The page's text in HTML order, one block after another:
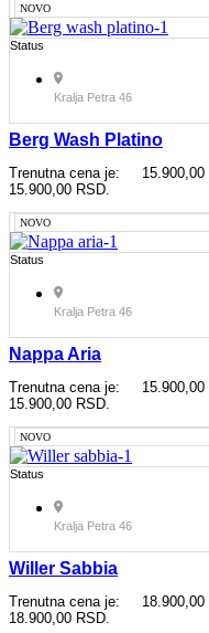
NOVO
Status
Kralja Petra 46
Berg Wash Platino
15.900,00
Trenutna cena je:
15.900,00 RSD.
NOVO
Status
Kralja Petra 46
Nappa Aria
15.900,00
Trenutna cena je:
15.900,00 RSD.
NOVO
Status
Kralja Petra 46
Willer Sabbia
18.900,00
Trenutna cena je:
18.900,00 RSD.